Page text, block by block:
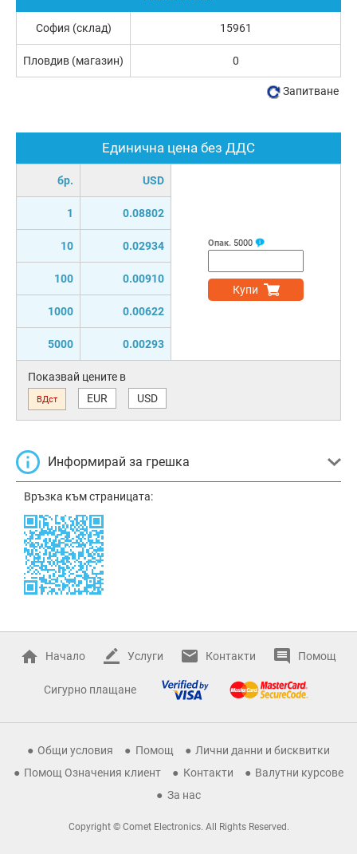
Единична цена без ДДС
бр. USD
1 0.08802
10 0.02934
100 0.00910
1000 0.00622
5000 0.00293
Опак. 5000
Купи
Показвай цените в
ВДст EUR USD
Информирай за грешка
Връзка към страницата:
София (склад) 15961
Пловдив (магазин) 0
Запитване
Начало Услуги Контакти Помощ
Сигурно плащане
Общи условия Помощ
Лични данни и бисквитки
Помощ Означения клиент
Контакти
Валутни курсове
За нас
Copyright © Comet Electronics. All Rights Reserved.